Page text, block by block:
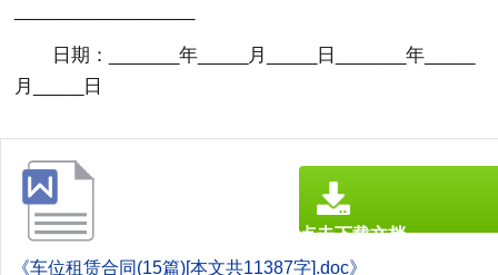
日期：_______年_____月_____日_______年_____
月_____日
《车位租赁合同(15篇)[本文共11387字].doc》
点击下载文档
文档为doc格式